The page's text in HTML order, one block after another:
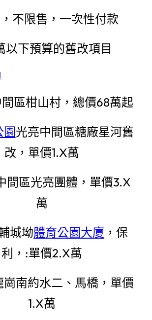
不限售，一次性付款
以下預算的舊改項目
區柑山村，總價68萬起
園光亮中間區糖廠星河舊
改，單價1.X萬
間區光亮團體，單價3.X
萬
城坳體育公園大廈 ，保
利，:單價2.X萬
崗南約水二、馬橋，單價
1.X萬